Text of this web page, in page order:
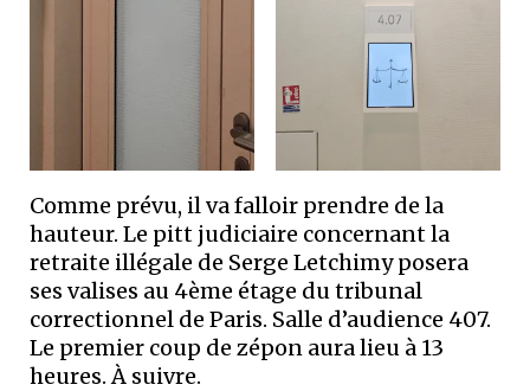
Comme prévu, il va falloir prendre de la
hauteur. Le pitt judiciaire concernant la
retraite illégale de Serge Letchimy posera
ses valises au 4ème étage du tribunal
correctionnel de Paris. Salle d’audience 407.
Le premier coup de zépon aura lieu à 13
heures. À suivre.